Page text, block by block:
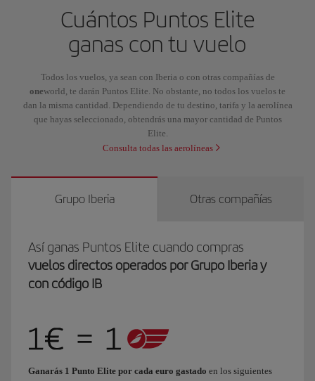
Cuántos Puntos Elite
ganas con tu vuelo
Todos los vuelos, ya sean con Iberia o con otras compañías de
oneworld, te darán Puntos Elite. No obstante, no todos los vuelos te
dan la misma cantidad. Dependiendo de tu destino, tarifa y la aerolínea
que hayas seleccionado, obtendrás una mayor cantidad de Puntos
Elite.
Consulta todas las aerolíneas
Grupo Iberia Otras compañías
Así ganas Puntos Elite cuando compras
vuelos directos operados por Grupo Iberia y
con código IB
Ganarás 1 Punto Elite por cada euro gastado en los siguientes